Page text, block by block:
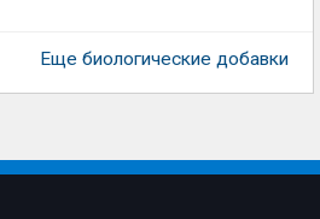
Еще биологические добавки